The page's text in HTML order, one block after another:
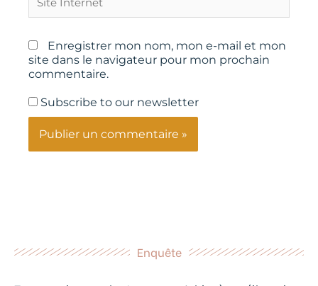
Internet
Enregistrer mon nom, mon e-mail et mon
site dans le navigateur pour mon prochain
commentaire.
Subscribe to our newsletter
Enquête